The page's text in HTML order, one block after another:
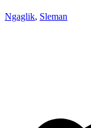
Ngaglik, Sleman